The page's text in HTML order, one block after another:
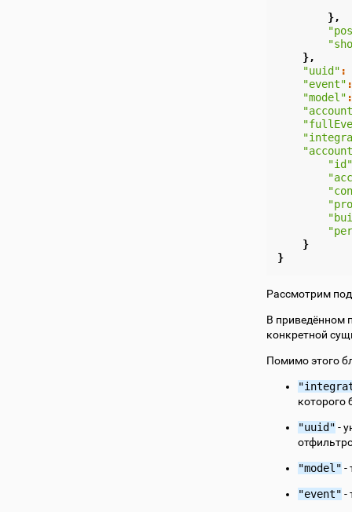
},
},
"uuid" :
"event" :
"model" :
"id"
}
}
Рассмотрим
В приведённом
конкретной
Помимо этого
которого
"uuid" -
"model" -
"event" -